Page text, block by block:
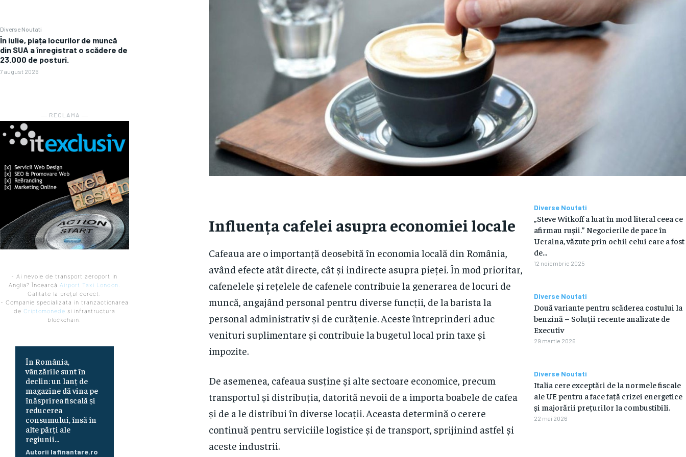
Diverse Noutati
În iulie, piața locurilor de muncă
din SUA a înregistrat o scădere de
23.000 de posturi.
7 august 2026
― RECLAMA ―
- Ai nevoie de transport aeroport in
Anglia? Încearcă Airport Taxi London.
Calitate la prețul corect.
- Companie specializata in tranzactionarea
de Criptomonede si infrastructura
blockchain.
În România,
vânzările sunt în
declin: un lanț de
magazine dă vina pe
înăsprirea fiscală și
reducerea
consumului, însă în
alte părți ale
regiunii...
Autorii Iafinantare.ro
Influența cafelei asupra economiei locale
Cafeaua are o importanță deosebită în economia locală din România,
având efecte atât directe, cât și indirecte asupra pieței. În mod prioritar,
cafenelele și rețelele de cafenele contribuie la generarea de locuri de
muncă, angajând personal pentru diverse funcții, de la barista la
personal administrativ și de curățenie. Aceste întreprinderi aduc
venituri suplimentare și contribuie la bugetul local prin taxe și
impozite.
De asemenea, cafeaua susține și alte sectoare economice, precum
transportul și distribuția, datorită nevoii de a importa boabele de cafea
și de a le distribui în diverse locații. Aceasta determină o cerere
continuă pentru serviciile logistice și de transport, sprijinind astfel și
aceste industrii.
Diverse Noutati
„Steve Witkoff a luat în mod literal ceea ce
afirmau rușii.” Negocierile de pace în
Ucraina, văzute prin ochii celui care a fost
de...
12 noiembrie 2025
Diverse Noutati
Două variante pentru scăderea costului la
benzină – Soluții recente analizate de
Executiv
29 martie 2026
Diverse Noutati
Italia cere exceptări de la normele fiscale
ale UE pentru a face față crizei energetice
și majorării prețurilor la combustibili.
22 mai 2026